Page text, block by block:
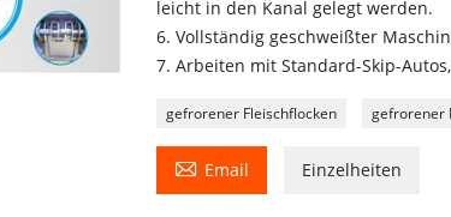
leicht in den Kanal gelegt werden.
6. Vollständig geschweißter
7. Arbeiten mit Standard-Skip-
gefrorener Fleischflocken gefrorener
 Email Einzelheiten